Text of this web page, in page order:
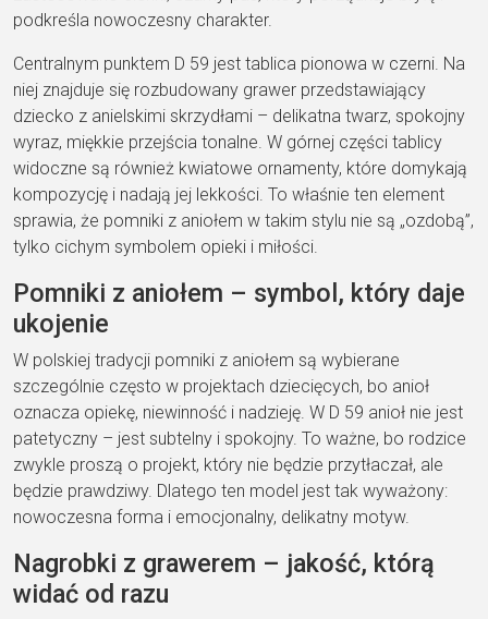
podkreśla nowoczesny charakter.
Centralnym punktem D 59 jest tablica pionowa w czerni. Na
niej znajduje się rozbudowany grawer przedstawiający
dziecko z anielskimi skrzydłami – delikatna twarz, spokojny
wyraz, miękkie przejścia tonalne. W górnej części tablicy
widoczne są również kwiatowe ornamenty, które domykają
kompozycję i nadają jej lekkości. To właśnie ten element
sprawia, że pomniki z aniołem w takim stylu nie są „ozdobą”,
tylko cichym symbolem opieki i miłości.
Pomniki z aniołem – symbol, który daje
ukojenie
W polskiej tradycji pomniki z aniołem są wybierane
szczególnie często w projektach dziecięcych, bo anioł
oznacza opiekę, niewinność i nadzieję. W D 59 anioł nie jest
patetyczny – jest subtelny i spokojny. To ważne, bo rodzice
zwykle proszą o projekt, który nie będzie przytłaczał, ale
będzie prawdziwy. Dlatego ten model jest tak wyważony:
nowoczesna forma i emocjonalny, delikatny motyw.
Nagrobki z grawerem – jakość, którą
widać od razu